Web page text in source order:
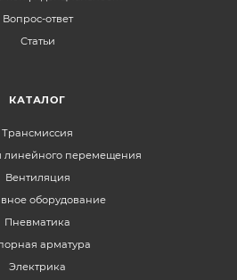
Вопрос-ответ
Статьи
КАТАЛОГ
Трансмиссия
линейного перемещения
Вентиляция
оборудование
Пневматика
арматура
Электрика